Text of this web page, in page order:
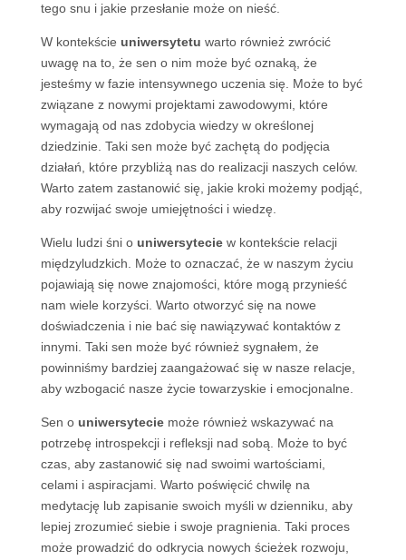
tego snu i jakie przesłanie może on nieść.
W kontekście uniwersytetu warto również zwrócić
uwagę na to, że sen o nim może być oznaką, że
jesteśmy w fazie intensywnego uczenia się. Może to być
związane z nowymi projektami zawodowymi, które
wymagają od nas zdobycia wiedzy w określonej
dziedzinie. Taki sen może być zachętą do podjęcia
działań, które przybliżą nas do realizacji naszych celów.
Warto zatem zastanowić się, jakie kroki możemy podjąć,
aby rozwijać swoje umiejętności i wiedzę.
Wielu ludzi śni o uniwersyteciew kontekście relacji
międzyludzkich. Może to oznaczać, że w naszym życiu
pojawiają się nowe znajomości, które mogą przynieść
nam wiele korzyści. Warto otworzyć się na nowe
doświadczenia i nie bać się nawiązywać kontaktów z
innymi. Taki sen może być również sygnałem, że
powinniśmy bardziej zaangażować się w nasze relacje,
aby wzbogacić nasze życie towarzyskie i emocjonalne.
Sen o uniwersyteciemoże również wskazywać na
potrzebę introspekcji i refleksji nad sobą. Może to być
czas, aby zastanowić się nad swoimi wartościami,
celami i aspiracjami. Warto poświęcić chwilę na
medytację lub zapisanie swoich myśli w dzienniku, aby
lepiej zrozumieć siebie i swoje pragnienia. Taki proces
może prowadzić do odkrycia nowych ścieżek rozwoju,